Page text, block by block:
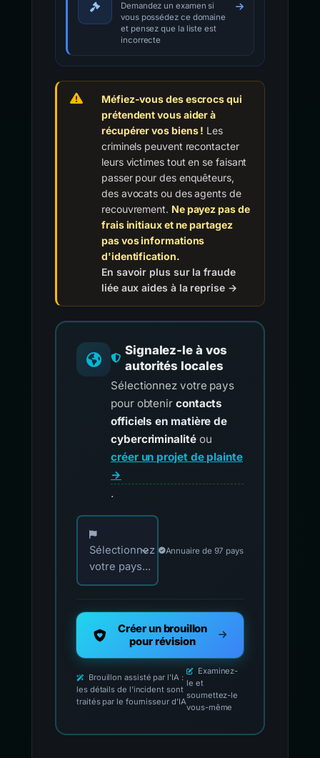
Demandez un examen si
vous possédez ce domaine
et pensez que la liste est
incorrecte
Méfiez-vous des escrocs qui
prétendent vous aider à
récupérer vos biens ! Les
criminels peuvent recontacter
leurs victimes tout en se faisant
passer pour des enquêteurs,
des avocats ou des agents de
recouvrement. Ne payez pas de
frais initiaux et ne partagez
pas vos informations
d'identification.
En savoir plus sur la fraude
liée aux aides à la reprise →
Signalez-le à vos
autorités locales
Sélectionnez votre pays
pour obtenir contacts
officiels en matière de
cybercriminalitéou
créer un projet de plainte
→
.
Choisissez votre pays pour les contacts
Sélectionnez
votre pays...
Annuaire de 97 pays
Créer un brouillon
pour révision
Brouillon assisté par l'IA :
les détails de l'incident sont
traités par le fournisseur d'IA
Examinez-
le et
soumettez-le
vous-même